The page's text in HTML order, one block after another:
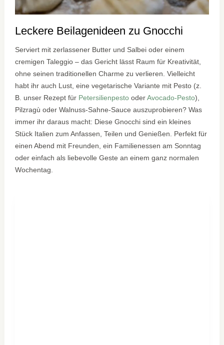
Leckere Beilagenideen zu Gnocchi
Serviert mit zerlassener Butter und Salbei oder einem
cremigen Taleggio – das Gericht lässt Raum für Kreativität,
ohne seinen traditionellen Charme zu verlieren. Vielleicht
habt ihr auch Lust, eine vegetarische Variante mit Pesto (z.
B. unser Rezept für Petersilienpesto oderAvocado-Pesto),
Pilzragù oder Walnuss-Sahne-Sauce auszuprobieren? Was
immer ihr daraus macht: Diese Gnocchi sind ein kleines
Stück Italien zum Anfassen, Teilen und Genießen. Perfekt für
einen Abend mit Freunden, ein Familienessen am Sonntag
oder einfach als liebevolle Geste an einem ganz normalen
Wochentag.